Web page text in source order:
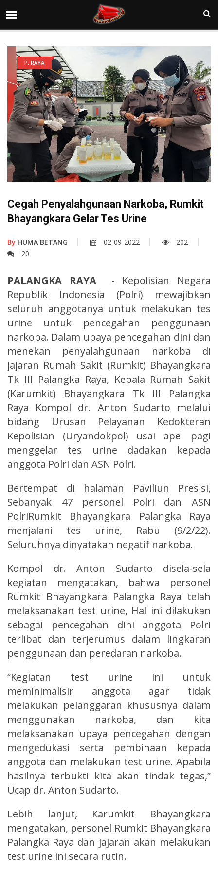
P. RAYA
Cegah Penyalahgunaan Narkoba, Rumkit
Bhayangkara Gelar Tes Urine
By HUMA BETANG 02-09-2022
202
20
PALANGKA RAYA - Kepolisian Negara
Republik Indonesia (Polri) mewajibkan
seluruh anggotanya untuk melakukan tes
urine untuk pencegahan penggunaan
narkoba. Dalam upaya pencegahan dini dan
menekan penyalahgunaan narkoba di
jajaran Rumah Sakit (Rumkit) Bhayangkara
Tk III Palangka Raya, Kepala Rumah Sakit
(Karumkit) Bhayangkara Tk III Palangka
Raya Kompol dr. Anton Sudarto melalui
bidang Urusan Pelayanan Kedokteran
Kepolisian (Uryandokpol) usai apel pagi
menggelar tes urine dadakan kepada
anggota Polri dan ASN Polri.
Bertempat di halaman Paviliun Presisi,
Sebanyak 47 personel Polri dan ASN
PolriRumkit Bhayangkara Palangka Raya
menjalani tes urine, Rabu (9/2/22).
Seluruhnya dinyatakan negatif narkoba.
Kompol dr. Anton Sudarto disela-sela
kegiatan mengatakan, bahwa personel
Rumkit Bhayangkara Palangka Raya telah
melaksanakan test urine, Hal ini dilakukan
sebagai pencegahan dini anggota Polri
terlibat dan terjerumus dalam lingkaran
penggunaan dan peredaran narkoba.
“Kegiatan test urine ini untuk
meminimalisir anggota agar tidak
melakukan pelanggaran khususnya dalam
menggunakan narkoba, dan kita
melaksanakan upaya pencegahan dengan
mengedukasi serta pembinaan kepada
anggota dan melakukan test urine. Apabila
hasilnya terbukti kita akan tindak tegas,”
Ucap dr. Anton Sudarto.
Lebih lanjut, Karumkit Bhayangkara
mengatakan, personel Rumkit Bhayangkara
Palangka Raya dan jajaran akan melakukan
test urine ini secara rutin.